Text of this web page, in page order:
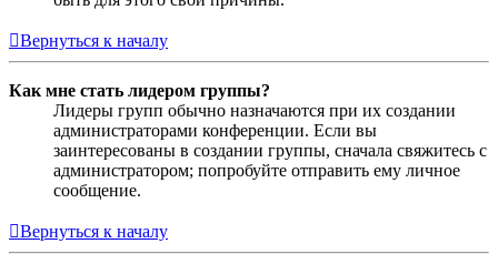
Вернуться к началу
Как мне стать лидером группы?
Лидеры групп обычно назначаются при их создании
администраторами конференции. Если вы
заинтересованы в создании группы, сначала свяжитесь с
администратором; попробуйте отправить ему личное
сообщение.
Вернуться к началу